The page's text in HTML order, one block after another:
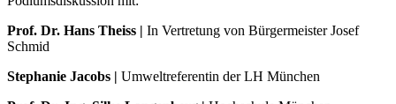
Prof. Dr. Hans Theiss | In Vertretung von Bürgermeister Josef
Schmid
Stephanie Jacobs | Umweltreferentin der LH München